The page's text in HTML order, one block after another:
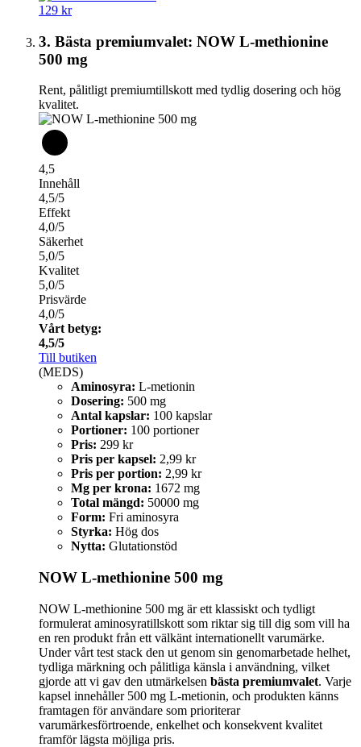
129 kr
3. Bästa premiumvalet: NOW L-methionine
500 mg
Rent, pålitligt premiumtillskott med tydlig dosering och hög
kvalitet.
4,5
Innehåll
4,5/5
Effekt
4,0/5
Säkerhet
5,0/5
Kvalitet
5,0/5
Prisvärde
4,0/5
Vårt betyg:
4,5/5
Till butiken
(MEDS)
Aminosyra: L-metionin
Dosering: 500 mg
Antal kapslar: 100 kapslar
Portioner: 100 portioner
Pris: 299 kr
Pris per kapsel: 2,99 kr
Pris per portion: 2,99 kr
Mg per krona: 1672 mg
Total mängd: 50000 mg
Form: Fri aminosyra
Styrka: Hög dos
Nytta: Glutationstöd
NOW L-methionine 500 mg
NOW L-methionine 500 mg är ett klassiskt och tydligt
formulerat aminosyratillskott som riktar sig till dig som vill ha
en ren produkt från ett välkänt internationellt varumärke.
Under vårt test stack den ut genom sin genomarbetade helhet,
tydliga märkning och pålitliga känsla i användning, vilket
gjorde att vi gav den utmärkelsen bästa premiumvalet. Varje
kapsel innehåller 500 mg L-metionin, och produkten känns
framtagen för användare som prioriterar
varumärkesförtroende, enkelhet och konsekvent kvalitet
framför lägsta möjliga pris.